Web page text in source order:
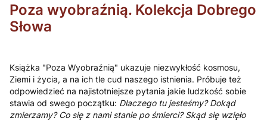
Poza wyobraźnią. Kolekcja Dobrego
Słowa
Książka "Poza Wyobraźnią" ukazuje niezwykłość kosmosu,
Ziemi i życia, a na ich tle cud naszego istnienia. Próbuje też
odpowiedzieć na najistotniejsze pytania jakie ludzkość sobie
stawia od swego początku: Dlaczego tu jesteśmy? Dokąd
zmierzamy? Co się z nami stanie po śmierci? Skąd się wzięło